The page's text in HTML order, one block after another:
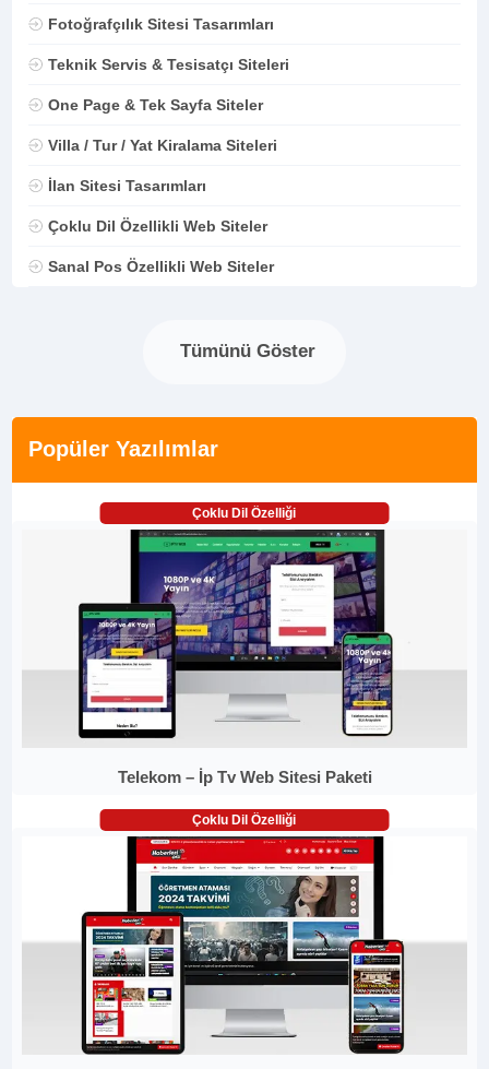
Fotoğrafçılık Sitesi Tasarımları
Teknik Servis & Tesisatçı Siteleri
One Page & Tek Sayfa Siteler
Villa / Tur / Yat Kiralama Siteleri
İlan Sitesi Tasarımları
Çoklu Dil Özellikli Web Siteler
Sanal Pos Özellikli Web Siteler
Tümünü Göster
Popüler Yazılımlar
Çoklu Dil Özelliği
Telekom – İp Tv Web Sitesi Paketi
Çoklu Dil Özelliği